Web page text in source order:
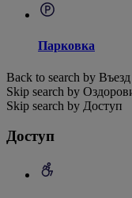
Парковка
Back to search by
Skip search by
Skip search by Доступ
Доступ